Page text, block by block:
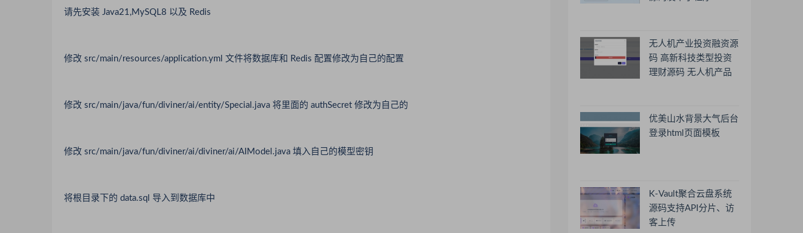
请先安装 Java21,MySQL8 以及 Redis
修改 src/main/resources/application.yml 文件将数据库和 Redis 配置修改为自己的配置
修改 src/main/java/fun/diviner/ai/entity/Special.java 将里面的 authSecret 修改为自己的
修改 src/main/java/fun/diviner/ai/diviner/ai/AIModel.java 填入自己的模型密钥
将根目录下的 data.sql 导入到数据库中
无人机产业投资融资源
码 高新科技类型投资
理财源码 无人机产品
优美山水背景大气后台
登录html页面模板
K-Vault聚合云盘系统
源码支持API分片、访
客上传